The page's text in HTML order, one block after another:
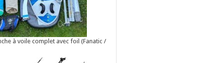
à voile complet avec foil (Fanatic /